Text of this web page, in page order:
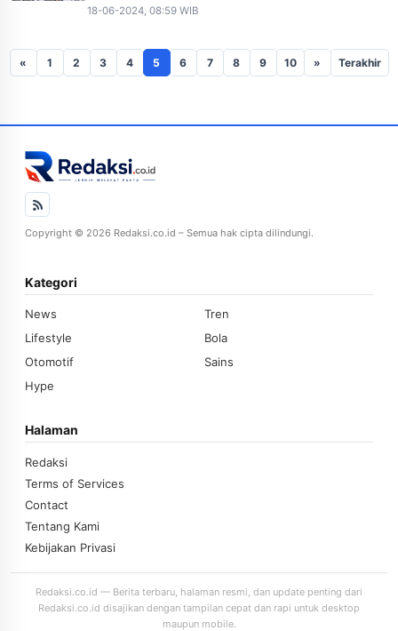
18-06-2024, 08:59 WIB
« 1 2 3 4 5 6 7 8 9 10 » Terakhir
Copyright © 2026 Redaksi.co.id – Semua hak cipta dilindungi.
Kategori
News
Tren
Lifestyle
Bola
Otomotif
Sains
Hype
Halaman
Redaksi
Terms of Services
Contact
Tentang Kami
Kebijakan Privasi
Redaksi.co.id — Berita terbaru, halaman resmi, dan update penting dari
Redaksi.co.id disajikan dengan tampilan cepat dan rapi untuk desktop
maupun mobile.